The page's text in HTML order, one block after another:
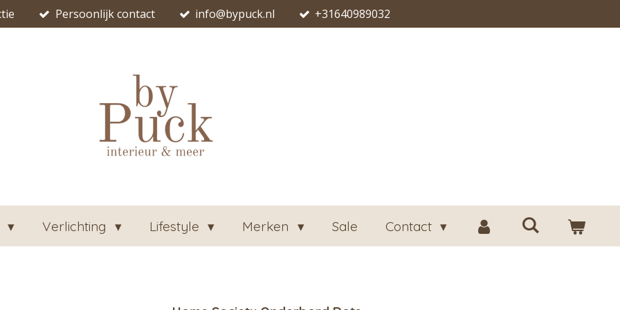
Persoonlijk contact info@bypuck.nl +31640989032
Verlichting Lifestyle Merken Sale Contact